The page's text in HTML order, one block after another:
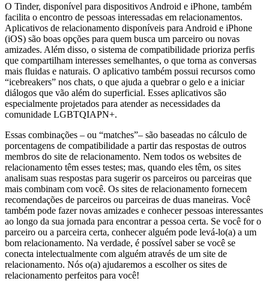
O Tinder, disponível para dispositivos Android e iPhone, também
facilita o encontro de pessoas interessadas em relacionamentos.
Aplicativos de relacionamento disponíveis para Android e iPhone
(iOS) são boas opções para quem busca um parceiro ou novas
amizades. Além disso, o sistema de compatibilidade prioriza perfis
que compartilham interesses semelhantes, o que torna as conversas
mais fluidas e naturais. O aplicativo também possui recursos como
“icebreakers” nos chats, o que ajuda a quebrar o gelo e a iniciar
diálogos que vão além do superficial. Esses aplicativos são
especialmente projetados para atender as necessidades da
comunidade LGBTQIAPN+.
Essas combinações – ou “matches”– são baseadas no cálculo de
porcentagens de compatibilidade a partir das respostas de outros
membros do site de relacionamento. Nem todos os websites de
relacionamento têm esses testes; mas, quando eles têm, os sites
analisam suas respostas para sugerir os parceiros ou parceiras que
mais combinam com você. Os sites de relacionamento fornecem
recomendações de parceiros ou parceiras de duas maneiras. Você
também pode fazer novas amizades e conhecer pessoas interessantes
ao longo da sua jornada para encontrar a pessoa certa. Se você for o
parceiro ou a parceira certa, conhecer alguém pode levá-lo(a) a um
bom relacionamento. Na verdade, é possível saber se você se
conecta intelectualmente com alguém através de um site de
relacionamento. Nós o(a) ajudaremos a escolher os sites de
relacionamento perfeitos para você!